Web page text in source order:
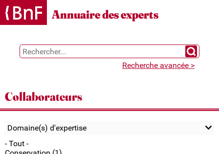
Gestion des cookies
Annuaire des experts
Chercher
Recherche avancée >
Collaborateurs
Domaine(s) d'expertise
- Tout -